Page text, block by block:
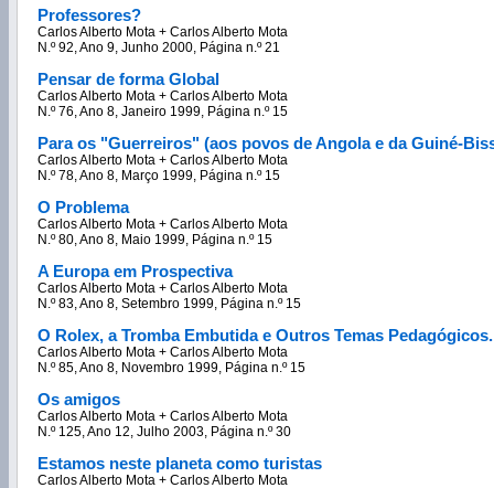
Professores?
Carlos Alberto Mota + Carlos Alberto Mota
N.º 92, Ano 9, Junho 2000, Página n.º 21
Pensar de forma Global
Carlos Alberto Mota + Carlos Alberto Mota
N.º 76, Ano 8, Janeiro 1999, Página n.º 15
Para os "Guerreiros" (aos povos de Angola e da Guiné-
Carlos Alberto Mota + Carlos Alberto Mota
N.º 78, Ano 8, Março 1999, Página n.º 15
O Problema
Carlos Alberto Mota + Carlos Alberto Mota
N.º 80, Ano 8, Maio 1999, Página n.º 15
A Europa em Prospectiva
Carlos Alberto Mota + Carlos Alberto Mota
N.º 83, Ano 8, Setembro 1999, Página n.º 15
O Rolex, a Tromba Embutida e Outros Temas
Carlos Alberto Mota + Carlos Alberto Mota
N.º 85, Ano 8, Novembro 1999, Página n.º 15
Os amigos
Carlos Alberto Mota + Carlos Alberto Mota
N.º 125, Ano 12, Julho 2003, Página n.º 30
Estamos neste planeta como turistas
Carlos Alberto Mota + Carlos Alberto Mota